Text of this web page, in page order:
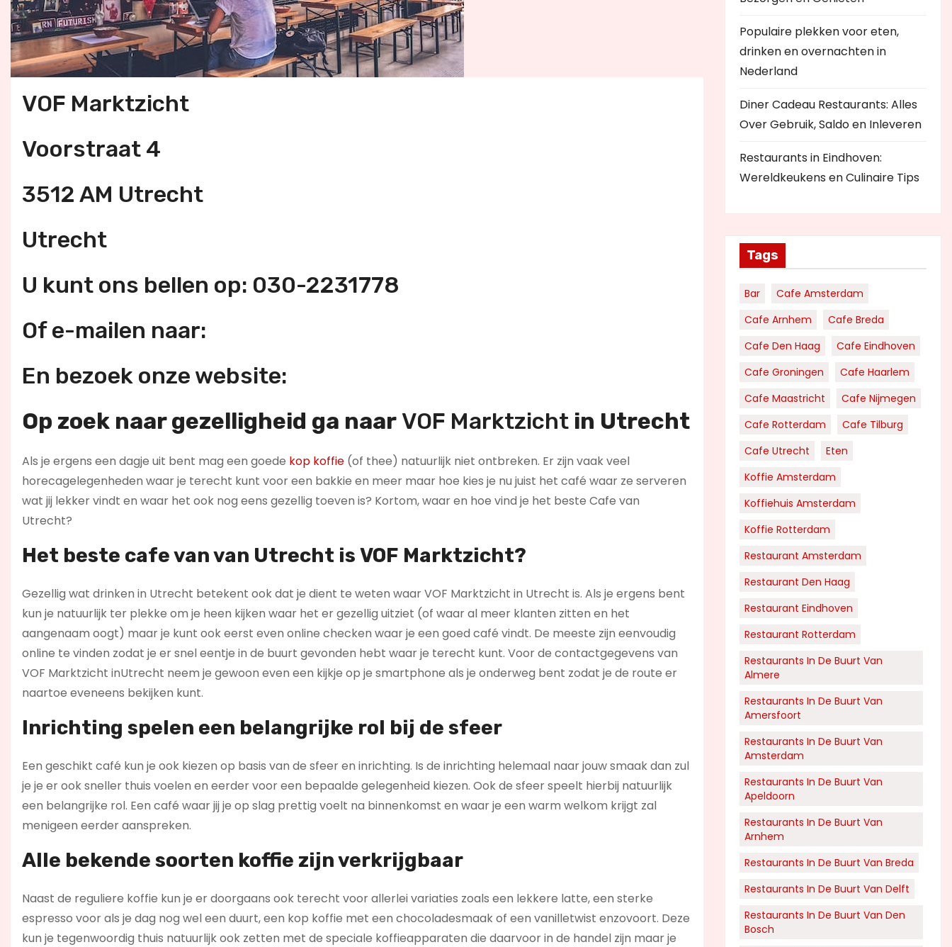
VOF Marktzicht
Voorstraat 4
3512 AM Utrecht
Utrecht
U kunt ons bellen op: 030-2231778
Of e-mailen naar:
En bezoek onze website:
Op zoek naar gezelligheid ga naar VOF Marktzicht in Utrecht
Als je ergens een dagje uit bent mag een goede kop koffie (of thee) natuurlijk niet ontbreken. Er zijn vaak veel
horecagelegenheden waar je terecht kunt voor een bakkie en meer maar hoe kies je nu juist het café waar ze serveren
wat jij lekker vindt en waar het ook nog eens gezellig toeven is? Kortom, waar en hoe vind je het beste Cafe van
Utrecht?
Het beste cafe van van Utrecht is VOF Marktzicht?
Gezellig wat drinken in Utrecht betekent ook dat je dient te weten waar VOF Marktzicht in Utrecht is. Als je ergens bent
kun je natuurlijk ter plekke om je heen kijken waar het er gezellig uitziet (of waar al meer klanten zitten en het
aangenaam oogt) maar je kunt ook eerst even online checken waar je een goed café vindt. De meeste zijn eenvoudig
online te vinden zodat je er snel eentje in de buurt gevonden hebt waar je terecht kunt. Voor de contactgegevens van
VOF Marktzicht inUtrecht neem je gewoon even een kijkje op je smartphone als je onderweg bent zodat je de route er
naartoe eveneens bekijken kunt.
Inrichting spelen een belangrijke rol bij de sfeer
Een geschikt café kun je ook kiezen op basis van de sfeer en inrichting. Is de inrichting helemaal naar jouw smaak dan zul
je je er ook sneller thuis voelen en eerder voor een bepaalde gelegenheid kiezen. Ook de sfeer speelt hierbij natuurlijk
een belangrijke rol. Een café waar jij je op slag prettig voelt na binnenkomst en waar je een warm welkom krijgt zal
menigeen eerder aanspreken.
Alle bekende soorten koffie zijn verkrijgbaar
Naast de reguliere koffie kun je er doorgaans ook terecht voor allerlei variaties zoals een lekkere latte, een sterke
espresso voor als je dag nog wel een duurt, een kop koffie met een chocoladesmaak of een vanilletwist enzovoort. Deze
kun je tegenwoordig thuis natuurlijk ook zetten met de speciale koffieapparaten die daarvoor in de handel zijn maar je
Populaire plekken voor eten,
drinken en overnachten in
Nederland
Diner Cadeau Restaurants: Alles
Over Gebruik, Saldo en Inleveren
Restaurants in Eindhoven:
Wereldkeukens en Culinaire Tips
Tags
Bar
Cafe Amsterdam
Cafe Arnhem
Cafe Breda
Cafe Den Haag
Cafe Eindhoven
Cafe Groningen
Cafe Haarlem
Cafe Maastricht
Cafe Nijmegen
Cafe Rotterdam
Cafe Tilburg
Cafe Utrecht
Eten
Koffie Amsterdam
Koffiehuis Amsterdam
Koffie Rotterdam
Restaurant Amsterdam
Restaurant Den Haag
Restaurant Eindhoven
Restaurant Rotterdam
Restaurants In De Buurt Van
Almere
Restaurants In De Buurt Van
Amersfoort
Restaurants In De Buurt Van
Amsterdam
Restaurants In De Buurt Van
Apeldoorn
Restaurants In De Buurt Van
Arnhem
Restaurants In De Buurt Van Breda
Restaurants In De Buurt Van Delft
Restaurants In De Buurt Van Den
Bosch